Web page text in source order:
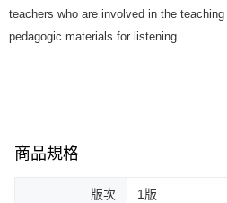
teachers who are involved in the
pedagogic materials for listening.
商品規格
版次 1版